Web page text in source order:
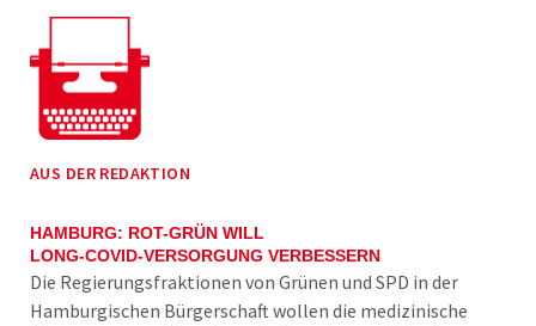
AUS DER REDAKTION
HAMBURG: ROT-GRÜN WILL
LONG-COVID-VERSORGUNG VERBESSERN
Die Regierungsfraktionen von Grünen und SPD in der
Hamburgischen Bürgerschaft wollen die medizinische